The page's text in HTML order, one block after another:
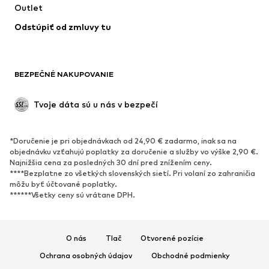
Outlet
Odstúpiť od zmluvy tu
BEZPEČNÉ NAKUPOVANIE
Tvoje dáta sú u nás v bezpečí
*Doručenie je pri objednávkach od 24,90 € zadarmo, inak sa na
objednávku vzťahujú poplatky za doručenie a služby vo výške 2,90 €.
Najnižšia cena za posledných 30 dní pred znížením ceny.
****Bezplatne zo všetkých slovenských sietí. Pri volaní zo zahraničia
môžu byť účtované poplatky.
******Všetky ceny sú vrátane DPH.
O nás Tlač
Otvorené pozície
Ochrana osobných údajov
Obchodné podmienky